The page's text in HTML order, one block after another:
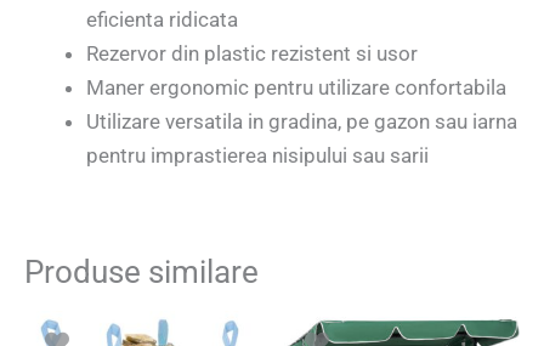
eficienta ridicata
Rezervor din plastic rezistent si usor
Maner ergonomic pentru utilizare confortabila
Utilizare versatila in gradina, pe gazon sau iarna
pentru imprastierea nisipului sau sarii
Produse similare